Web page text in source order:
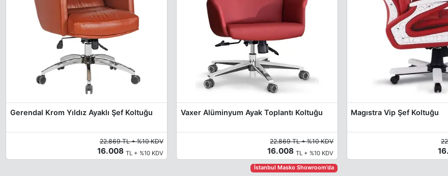
Gerendal Krom Yıldız Ayaklı Şef Koltuğu
22.869 TL + %10 KDV
16.008 TL + %10 KDV
Vaxer Alüminyum Ayak Toplantı Koltuğu
22.869 TL + %10 KDV
16.008TL + %10 KDV
İstanbul Masko Showroom'da
Magıstra Vip Şef Koltuğu